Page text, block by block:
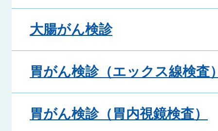
大腸がん検診
胃がん検診（エックス線検査
胃がん検診（胃内視鏡検査）